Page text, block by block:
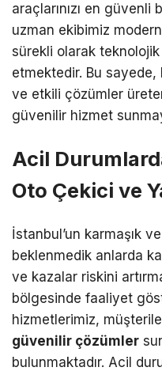
araçlarınızı en güvenli
uzman ekibimiz
sürekli olarak
etmektedir. Bu sayede,
ve etkili çözümler
güvenilir hizmet
Acil
Oto Çekici ve
İstanbul’un karmaşık
beklenmedik anlarda
ve kazalar riskini
bölgesinde faaliyet
hizmetlerimiz,
güvenilir çözümler
bulunmaktadır. Acil